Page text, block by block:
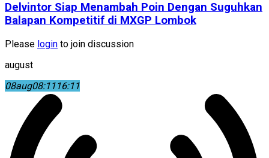
Delvintor Siap Menambah Poin Dengan Suguhkan
Balapan Kompetitif di MXGP Lombok
Please login to join discussion
august
08aug08:1116:11